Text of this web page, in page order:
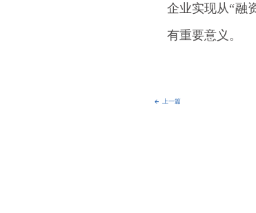
企业实现从“融
有重要意义。
上一篇